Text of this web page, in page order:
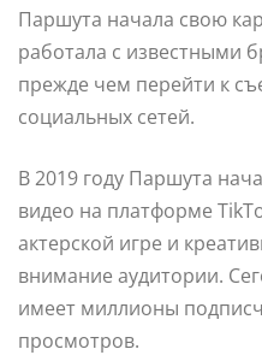
Паршута начала свою
работала с известными
прежде чем перейти к
социальных сетей.
В 2019 году Паршута
видео на платформе
актерской игре и
внимание аудитории.
имеет миллионы
просмотров.